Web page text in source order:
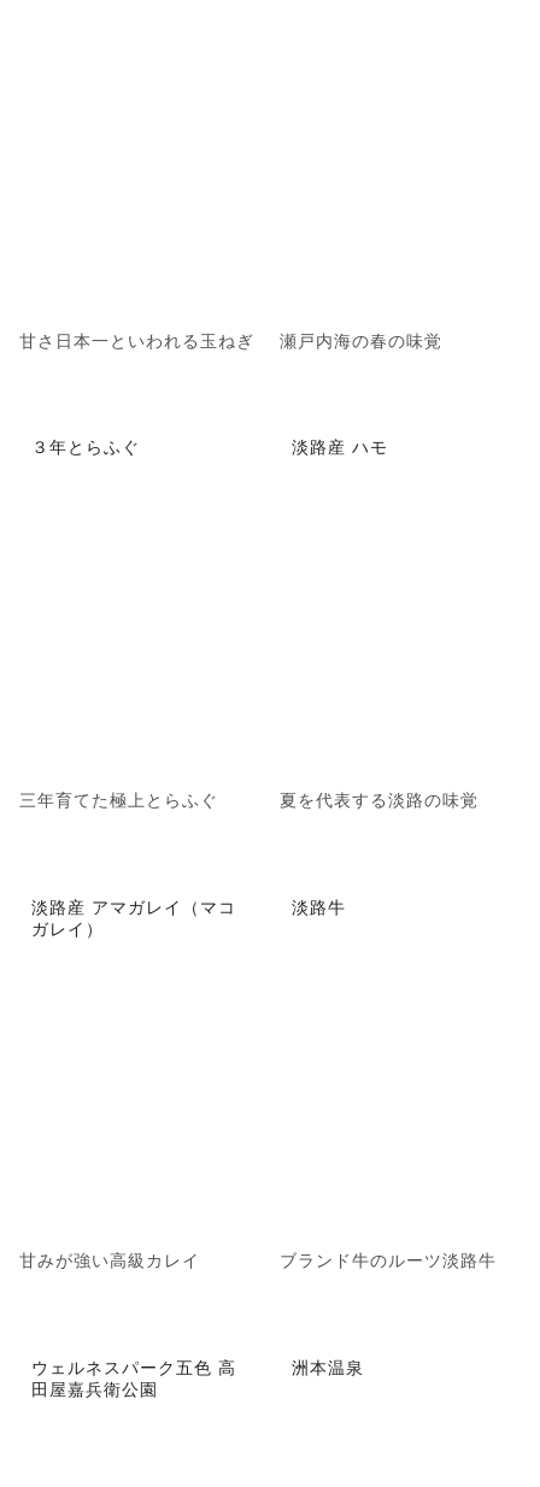
甘さ日本一といわれる玉ねぎ 瀬戸内海の春の味覚
３年とらふぐ
三年育てた極上とらふぐ
淡路産 ハモ
夏を代表する淡路の味覚
淡路産 アマガレイ（マコ
ガレイ）
甘みが強い高級カレイ
淡路牛
ブランド牛のルーツ淡路牛
ウェルネスパーク五色 高
田屋嘉兵衛公園
洲本温泉